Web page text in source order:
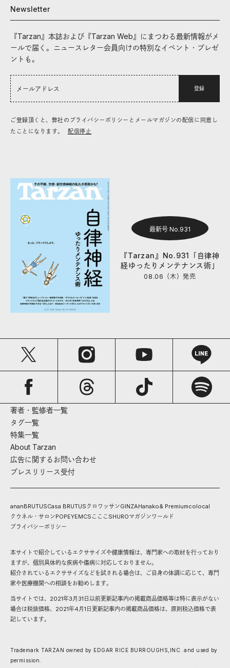
Newsletter
『Tarzan』本誌および『Tarzan Web』にまつわる最新情報がメ
ールで届く。ニュースレター会員向けの特別なイベント・プレゼ
ントも。
登録
ご登録頂くと、弊社のプライバシーポリシーとメールマガジンの配信に同意し
たことになります。
配信停止
最新号 No.931
『Tarzan』No.931「自律神
経ゆったりメンテナンス術」
08.06（木）発売
著者・監修者一覧
タグ一覧
特集一覧
About Tarzan
広告に関するお問い合わせ
プレスリリース受付
ananBRUTUSCasa BRUTUS クロワッサンGINZAHanako& Premiumcolocal
クウネル・サロンPOPEYEMCS こここ SHUROマガジンワールド
プライバシーポリシー
本サイトで紹介しているエクササイズや健康情報は、専門家への取材を行っており
ますが、個別具体的な疾病や傷病に対応しておりません。
紹介されているエクササイズなどを試される場合は、ご自身の体調に応じて、専門
家や医療機関への相談をお勧めします。
当サイトでは、2021年3月31日以前更新記事内の掲載商品価格等は特に表示がない
場合は税抜価格、2021年4月1日更新記事内の掲載商品価格は、原則税込価格で表
記しています。
Trademark TARZAN owned by EDGAR RICE BURROUGHS,INC. and used by
permission.